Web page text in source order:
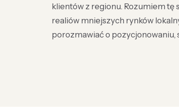
klientów z regionu. Rozumiem tę
realiów mniejszych rynków
porozmawiać o pozycjonowaniu,